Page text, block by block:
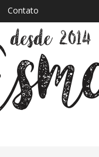
Contato